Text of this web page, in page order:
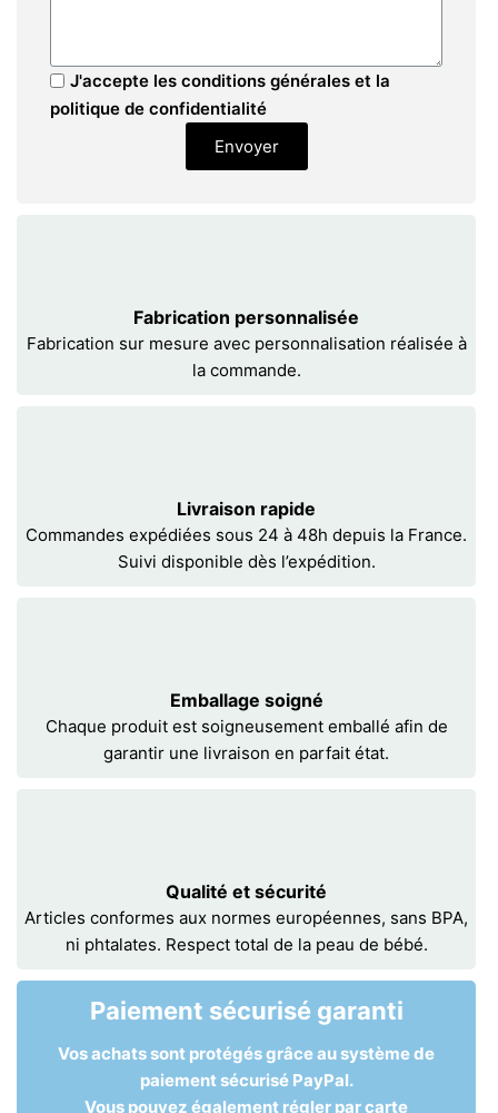
J'accepte les conditions générales et la
politique de confidentialité
Envoyer
Fabrication personnalisée
Fabrication sur mesure avec personnalisation réalisée à
la commande.
Livraison rapide
Commandes expédiées sous 24 à 48h depuis la France.
Suivi disponible dès l’expédition.
Emballage soigné
Chaque produit est soigneusement emballé afin de
garantir une livraison en parfait état.
Qualité et sécurité
Articles conformes aux normes européennes, sans BPA,
ni phtalates. Respect total de la peau de bébé.
Paiement sécurisé garanti
Vos achats sont protégés grâce au système de
paiement sécurisé PayPal.
Vous pouvez également régler par carte